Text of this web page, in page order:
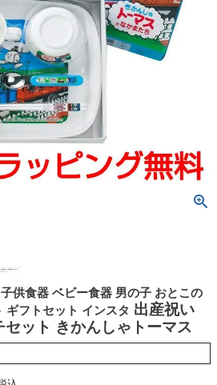
供食器 ベビー食器 男の子 おとこの
ギフトセット インスタ 出産祝い
セット きかんしゃトーマス